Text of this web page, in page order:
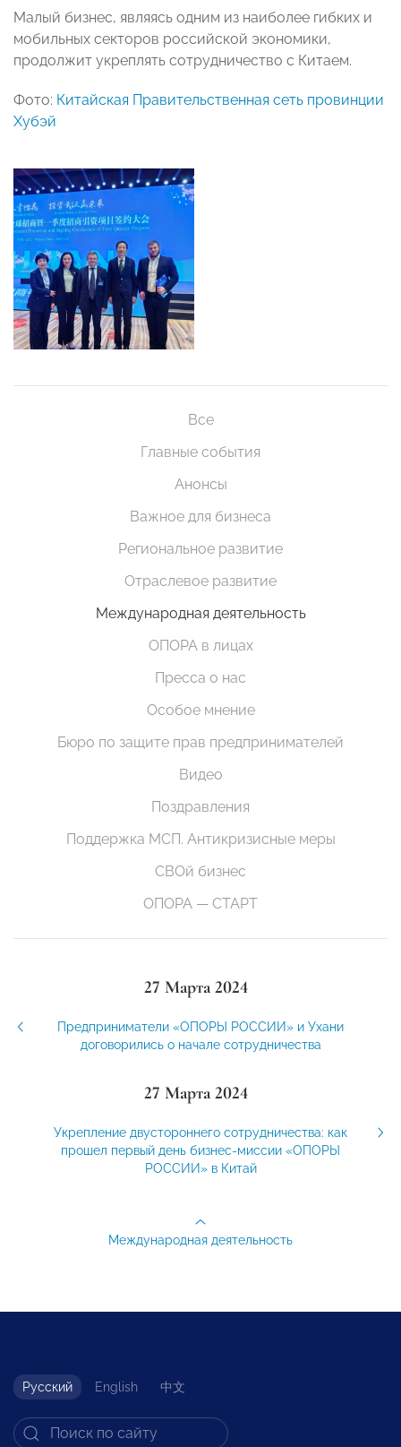
Малый бизнес, являясь одним из наиболее гибких и
мобильных секторов российской экономики,
продолжит укреплять сотрудничество с Китаем.
Фото: Китайская Правительственная сеть провинции
Хубэй
Все
Главные события
Анонсы
Важное для бизнеса
Региональное развитие
Отраслевое развитие
Международная деятельность
ОПОРА в лицах
Пресса о нас
Особое мнение
Бюро по защите прав предпринимателей
Видео
Поздравления
Поддержка МСП. Антикризисные меры
СВОй бизнес
ОПОРА — СТАРТ
27 Марта 2024
Предприниматели «ОПОРЫ РОССИИ» и Ухани
договорились о начале сотрудничества
27 Марта 2024
Укрепление двустороннего сотрудничества: как
прошел первый день бизнес-миссии «ОПОРЫ
РОССИИ» в Китай
Международная деятельность
Русский English 中文